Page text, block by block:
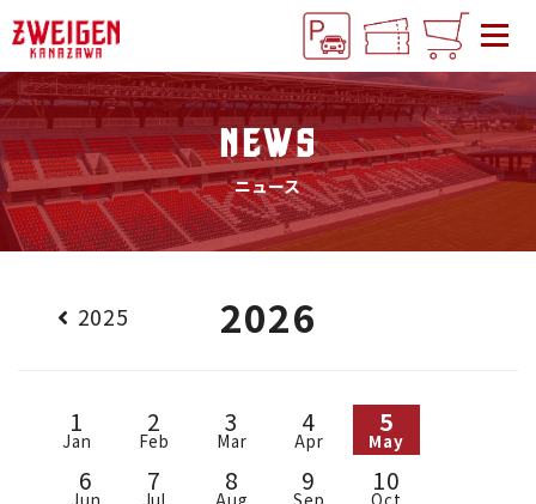
NEWS
ニュース
2025 2026
1
Jan
2
Feb
3
Mar
4
Apr
5
May
6 7 8 9 10